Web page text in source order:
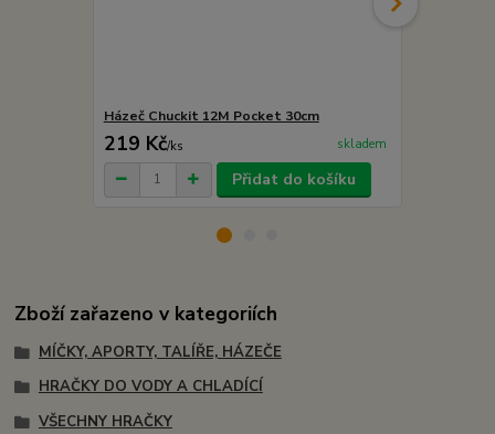
Házeč Chuckit 12M Pocket 30cm
219 Kč/ks skladem
Přidat do košíku
Zboží zařazeno v kategoriích
MÍČKY, APORTY, TALÍŘE, HÁZEČE
HRAČKY DO VODY A CHLADÍCÍ
VŠECHNY HRAČKY